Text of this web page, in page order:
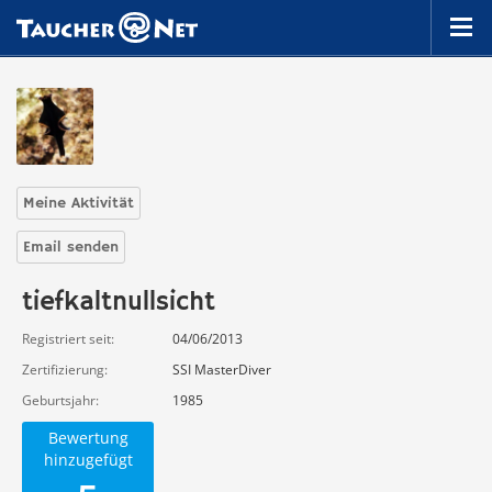
Meine Aktivität
Email senden
tiefkaltnullsicht
Registriert seit
04/06/2013
Zertifizierung
SSI MasterDiver
Geburtsjahr
1985
Bewertung
hinzugefügt